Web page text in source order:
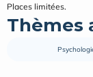
Places limitées.
Thèmes